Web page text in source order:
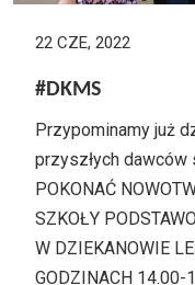
22 CZE, 2022
#DKMS
Przypominamy już
przyszłych dawców
POKONAĆ
SZKOŁY
W DZIEKANOWIE
GODZINACH